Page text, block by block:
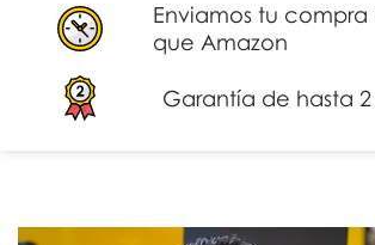
Enviamos tu compra
que Amazon
Garantía de hasta